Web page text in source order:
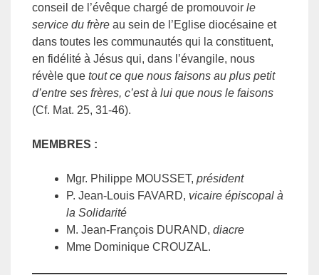
conseil de l’évêque chargé de promouvoir le
service du frère au sein de l’Eglise diocésaine et
dans toutes les communautés qui la constituent,
en fidélité à Jésus qui, dans l’évangile, nous
révèle que tout ce que nous faisons au plus petit
d’entre ses frères, c’est à lui que nous le faisons
(Cf. Mat. 25, 31-46).
MEMBRES :
Mgr. Philippe MOUSSET, président
P. Jean-Louis FAVARD, vicaire épiscopal à
la Solidarité
M. Jean-François DURAND, diacre
Mme Dominique CROUZAL.